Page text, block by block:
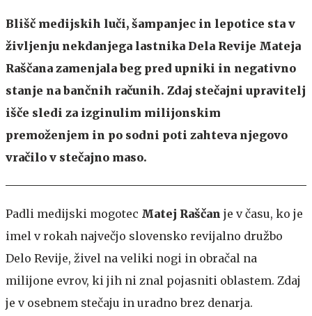
Blišč medijskih luči, šampanjec in lepotice sta v
življenju nekdanjega lastnika Dela Revije Mateja
Raščana zamenjala beg pred upniki in negativno
stanje na bančnih računih. Zdaj stečajni upravitelj
išče sledi za izginulim milijonskim
premoženjem in po sodni poti zahteva njegovo
vračilo v stečajno maso.
Padli medijski mogotec Matej Raščan je v času, ko je
imel v rokah največjo slovensko revijalno družbo
Delo Revije, živel na veliki nogi in obračal na
milijone evrov, ki jih ni znal pojasniti oblastem. Zdaj
je v osebnem stečaju in uradno brez denarja.